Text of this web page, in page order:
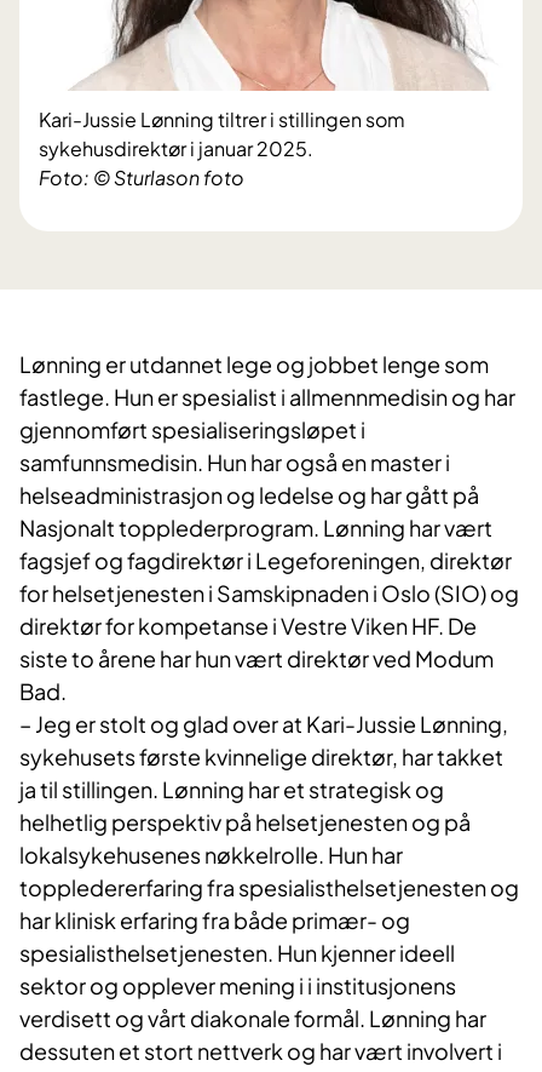
Foto: © Sturlason foto
Kari-Jussie Lønning tiltrer i stillingen som
sykehusdirektør i januar 2025.
Lønning er utdannet lege og jobbet lenge som
fastlege. Hun er spesialist i allmennmedisin og har
gjennomført spesialiseringsløpet i
samfunnsmedisin. Hun har også en master i
helseadministrasjon og ledelse og har gått på
Nasjonalt topplederprogram. Lønning har vært
fagsjef og fagdirektør i Legeforeningen, direktør
for helsetjenesten i Samskipnaden i Oslo (SIO) og
direktør for kompetanse i Vestre Viken HF. De
siste to årene har hun vært direktør ved Modum
Bad.
– Jeg er stolt og glad over at Kari-Jussie Lønning,
sykehusets første kvinnelige direktør, har takket
ja til stillingen. Lønning har et strategisk og
helhetlig perspektiv på helsetjenesten og på
lokalsykehusenes nøkkelrolle. Hun har
toppledererfaring fra spesialisthelsetjenesten og
har klinisk erfaring fra både primær- og
spesialisthelsetjenesten. Hun kjenner ideell
sektor og opplever mening i i institusjonens
verdisett og vårt diakonale formål. Lønning har
dessuten et stort nettverk og har vært involvert i